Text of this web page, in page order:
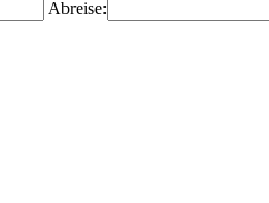
Abreise: